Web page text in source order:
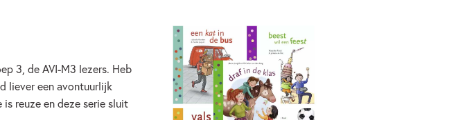
3, de AVI-M3 lezers. Heb
liever een avontuurlijk
reuze en deze serie sluit